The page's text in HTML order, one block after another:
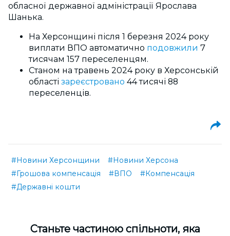
обласної державної адміністрації Ярослава
Шанька.
На Херсонщині після 1 березня 2024 року
виплати ВПО автоматично подовжили 7
тисячам 157 переселенцям.
Станом на травень 2024 року в Херсонській
області зареєстровано 44 тисячі 88
переселенців.
#Новини Херсонщини
#Новини Херсона
#Грошова компенсація
#ВПО
#Компенсація
#Державні кошти
Cтаньте частиною спільноти, яка